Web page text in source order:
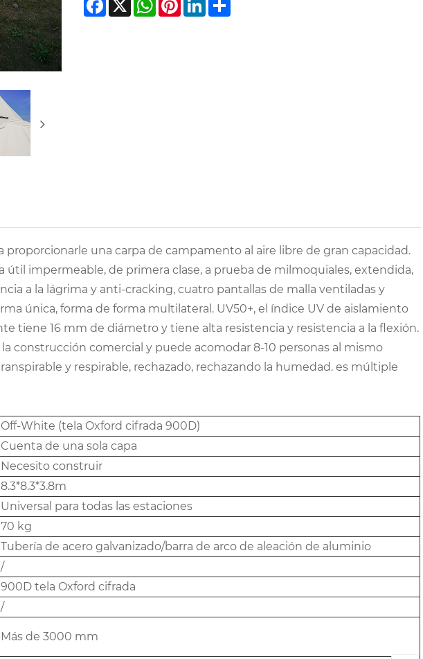
proporcionarle una carpa de campamento al aire libre de gran capacidad.
útil impermeable, de primera clase, a prueba de milmoquiales, extendida,
a la lágrima y anti-cracking, cuatro pantallas de malla ventiladas y
única, forma de forma multilateral. UV50+, el índice UV de aislamiento
tiene 16 mm de diámetro y tiene alta resistencia y resistencia a la flexión.
construcción comercial y puede acomodar 8-10 personas al mismo
y respirable, rechazado, rechazando la humedad. es múltiple
Off-White (tela Oxford cifrada 900D)
Cuenta de una sola capa
Necesito construir
8.3*8.3*3.8m
Universal para todas las estaciones
70 kg
Tubería de acero galvanizado/barra de arco de aleación de aluminio
/
900D tela Oxford cifrada
/
Más de 3000 mm